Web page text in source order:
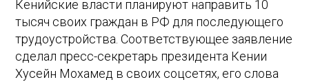
Кенийские власти планируют направить 10
тысяч своих граждан в РФ для последующего
трудоустройства. Соответствующее заявление
сделал пресс-секретарь президента Кении
Хусейн Мохамед в своих соцсетях, его слова